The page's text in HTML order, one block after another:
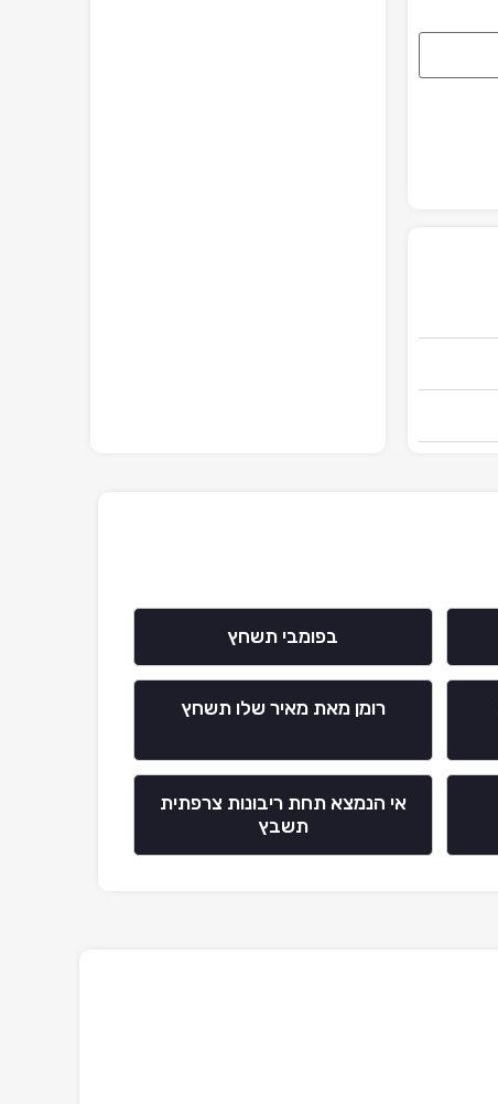
בפומבי תשחץ
רומן מאת מאיר שלו תשחץ
אי הנמצא תחת ריבונות צרפתית
תשבץ